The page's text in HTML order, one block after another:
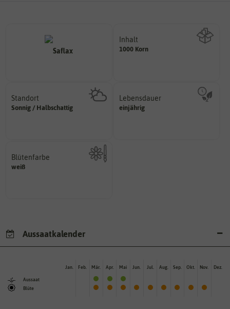
Inhalt
1000 KornWie viel ist enthalten
Standort
Sonnig / Halbschattig
Pflanze? (schattig, halbschattig,
sonnig, vollsonnig)
Lebensdauer
einjährig
einjährig, zweijährig oder
mehrjährig.
Blütenfarbe
weiß
Kann auch mehrfarbig sein.
Aussaatkalender
Aussaat
Blüte
Jan. Feb. Mär. Apr. Mai Jun. Jul. Aug. Sep. Okt. Nov. Dez.